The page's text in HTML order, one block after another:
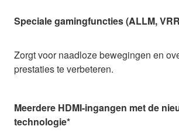
Speciale gamingfuncties (ALLM,
Zorgt voor naadloze bewegingen en
prestaties te verbeteren.
Meerdere HDMI-ingangen met de
technologie*